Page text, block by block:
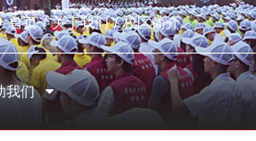
首页 / 关于我们 / 校区简介
我们